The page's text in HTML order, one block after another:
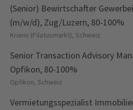
(Senior) Bewirtschafter
(m/w/d), Zug/Luzern, 80-100%
Kriens (Pilatusmarkt), Schweiz
Senior Transaction Advisory
Opfikon, 80-100%
Opfikon, Schweiz
Vermietungsspezialist